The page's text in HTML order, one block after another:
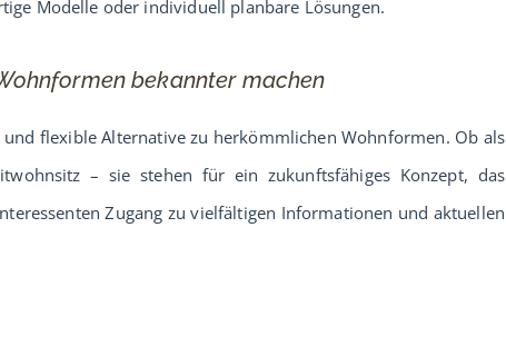
Modelle oder individuell planbare Lösungen.
bekannter machen
flexible Alternative zu herkömmlichen Wohnformen. Ob als
– sie stehen für ein zukunftsfähiges Konzept, das
Zugang zu vielfältigen Informationen und aktuellen